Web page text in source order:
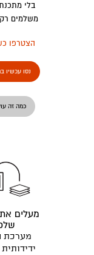
בלי
משלמים רק
הצטרפו
נסו עכשיו
כמה זה
מעלים
מערכת